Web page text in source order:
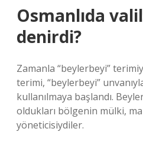
Osmanlıda
denirdi?
Zamanla “beylerbeyi”
terimi, “beylerbeyi”
kullanılmaya başlandı.
oldukları bölgenin mülki,
yöneticisiydiler.